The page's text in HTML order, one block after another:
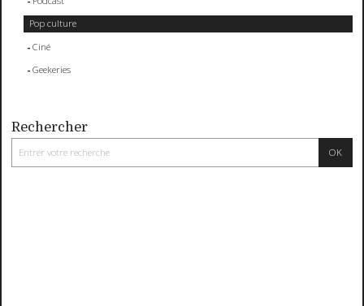
Pop culture
Ciné
Geekeries
Rechercher